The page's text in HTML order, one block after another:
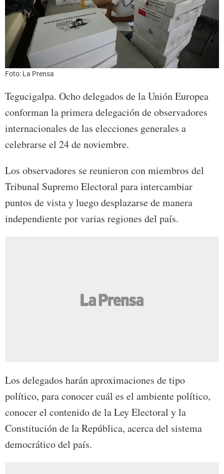
Foto: La Prensa
Tegucigalpa. Ocho delegados de la Unión Europea
conforman la primera delegación de observadores
internacionales de las elecciones generales a
celebrarse el 24 de noviembre.
Los observadores se reunieron con miembros del
Tribunal Supremo Electoral para intercambiar
puntos de vista y luego desplazarse de manera
independiente por varias regiones del país.
Los delegados harán aproximaciones de tipo
político, para conocer cuál es el ambiente político,
conocer el contenido de la Ley Electoral y la
Constitución de la República, acerca del sistema
democrático del país.